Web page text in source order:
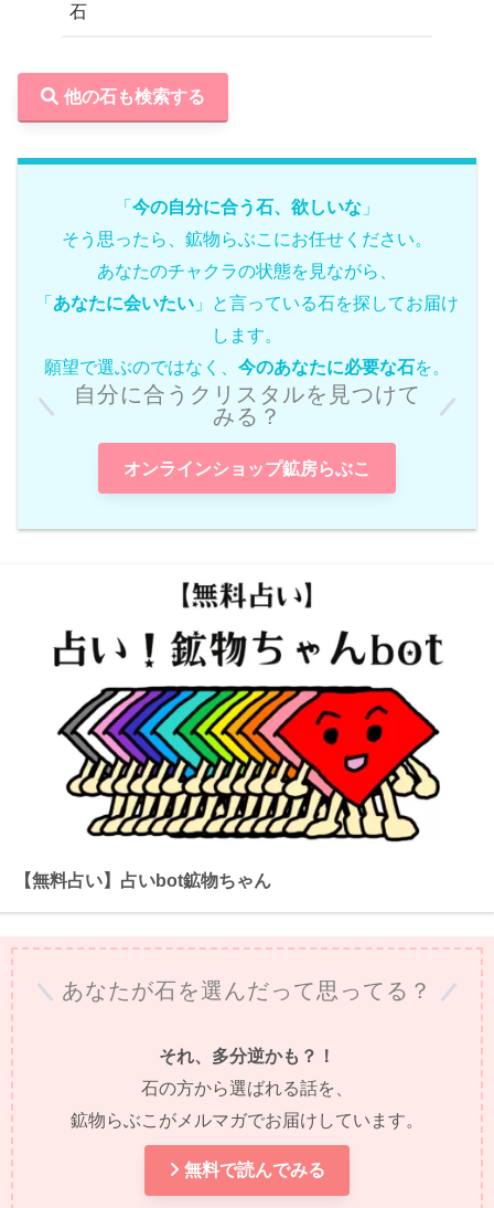
石
他の石も検索する
「 今の自分に合う石、欲しいな 」
そう思ったら、鉱物らぶこにお任せください。
あなたのチャクラの状態を見ながら、
「 あなたに会いたい 」と言っている石を探してお届け
します。
願望で選ぶのではなく、 今のあなたに必要な石を。
自分に合うクリスタルを見つけて
みる？
オンラインショップ鉱房らぶこ
【無料占い】占いbot鉱物ちゃん
あなたが石を選んだって思ってる？
それ、多分逆かも？！
石の方から選ばれる話を、
鉱物らぶこがメルマガでお届けしています。
無料で読んでみる